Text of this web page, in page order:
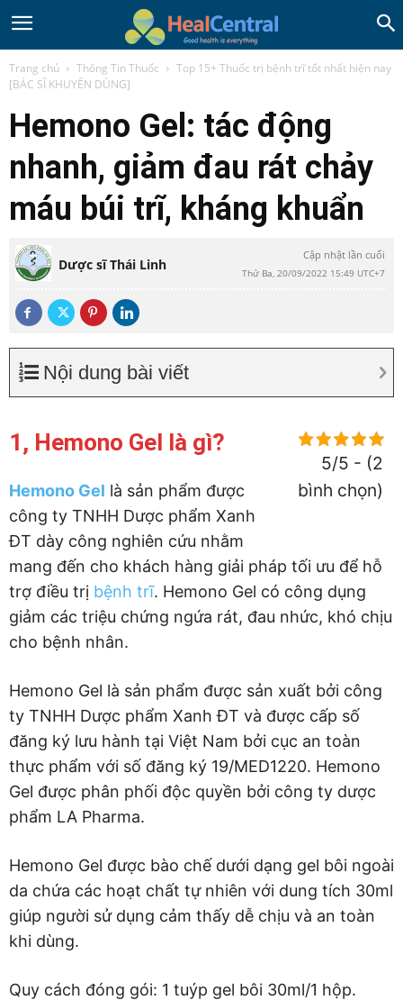
Trang chủ Thông Tin Thuốc
Top 15+ Thuốc trị bệnh trĩ tốt nhất hiện nay
[BÁC SĨ KHUYÊN DÙNG]
Hemono Gel: tác động
nhanh, giảm đau rát chảy
máu búi trĩ, kháng khuẩn
Dược sĩ Thái Linh
Cập nhật lần cuối
Thứ Ba, 20/09/2022 15:49 UTC+7
Nội dung bài viết
5/5 - (2
bình chọn)
1, Hemono Gel là gì?
Hemono Gel là sản phẩm được
công ty TNHH Dược phẩm Xanh
ĐT dày công nghiên cứu nhằm
mang đến cho khách hàng giải pháp tối ưu để hỗ
trợ điều trị bệnh trĩ. Hemono Gel có công dụng
giảm các triệu chứng ngứa rát, đau nhức, khó chịu
cho bệnh nhân.
Hemono Gel là sản phẩm được sản xuất bởi công
ty TNHH Dược phẩm Xanh ĐT và được cấp số
đăng ký lưu hành tại Việt Nam bởi cục an toàn
thực phẩm với số đăng ký 19/MED1220. Hemono
Gel được phân phối độc quyền bởi công ty dược
phẩm LA Pharma.
Hemono Gel được bào chế dưới dạng gel bôi ngoài
da chứa các hoạt chất tự nhiên với dung tích 30ml
giúp người sử dụng cảm thấy dễ chịu và an toàn
khi dùng.
Quy cách đóng gói: 1 tuýp gel bôi 30ml/1 hộp.